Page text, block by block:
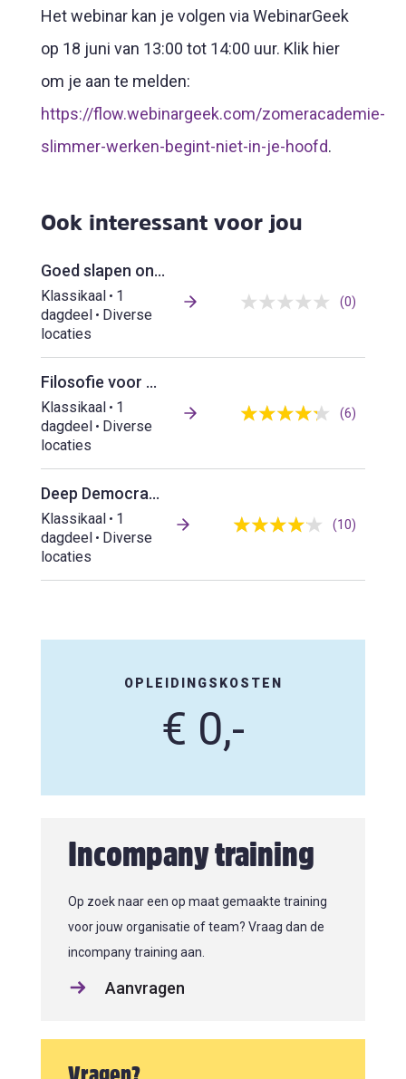
Het webinar kan je volgen via WebinarGeek
op 18 juni van 13:00 tot 14:00 uur. Klik hier
om je aan te melden:
https://flow.webinargeek.com/zomeracademie-
slimmer-werken-begint-niet-in-je-hoofd.
Ook interessant voor jou
Goed slapen onder druk
Klassikaal
1
dagdeel
Diverse
locaties
(0)
Filosofie voor wendbaar en weerbaar werken
Klassikaal
1
dagdeel
Diverse
locaties
(6)
Deep Democracy: leer luisteren naar afwijkende perspectieven
Klassikaal
1
dagdeel
Diverse
locaties
(10)
OPLEIDINGSKOSTEN
€ 0,-
Incompany training
Op zoek naar een op maat gemaakte training
voor jouw organisatie of team? Vraag dan de
incompany training aan.
Aanvragen
Vragen?